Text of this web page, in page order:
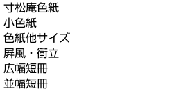
寸松庵色紙
小色紙
色紙他サイズ
屛風・衝立
広幅短冊
並幅短冊